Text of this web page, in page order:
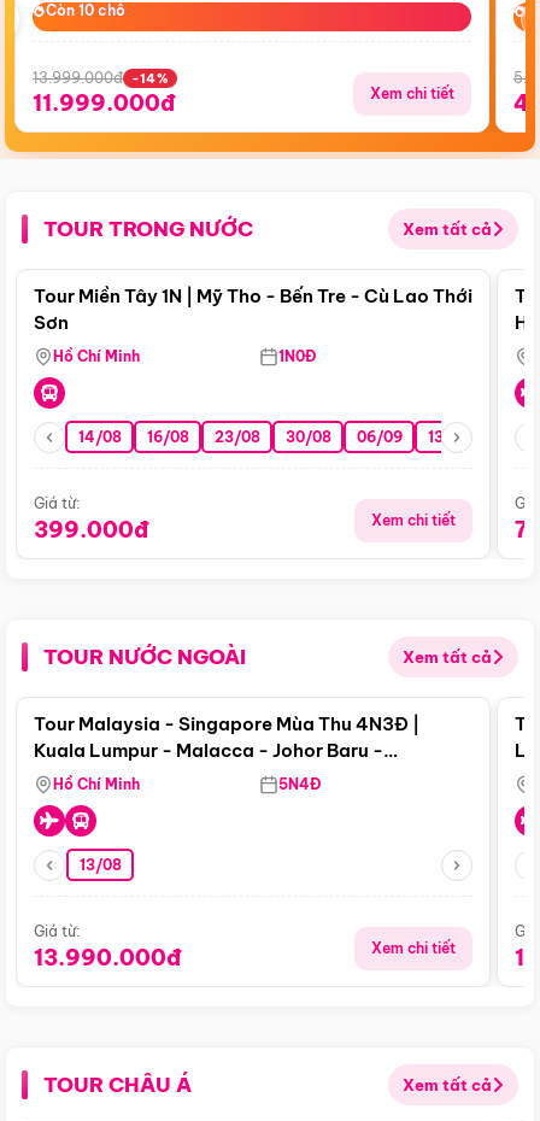
Còn 10 chỗ
Còn 10 chỗ
13.999.000đ -14%
11.999.000đ Xem chi tiết
TOUR TRONG NƯỚC Xem tất cả
Điểm nổi bật
Tour Miền Tây 1N | Mỹ Tho - Bến Tre - Cù Lao Thới
Sơn
Hồ Chí Minh 1N0Đ
14/08 16/08 23/08 30/08 06/09 13/09 20/09
Giá từ:
399.000đ Xem chi tiết
TOUR NƯỚC NGOÀI Xem tất cả
Điểm nổi bật
Tour Malaysia - Singapore Mùa Thu 4N3Đ |
Kuala Lumpur - Malacca - Johor Baru -
Singapore
Hồ Chí Minh 5N4Đ
13/08
Giá từ:
13.990.000đ Xem chi tiết
TOUR CHÂU Á Xem tất cả
Điểm nổi bật